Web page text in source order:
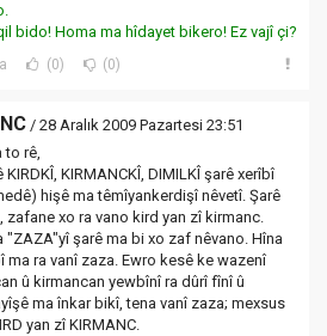
bido! Homa ma hîdayet bikero! Ez vajî çi?
(0) (0)
/ 28 Aralık 2009 Pazartesi 23:51
to rê,
KIRDKÎ, KIRMANCKÎ, DIMILKÎ şarê xerîbî
hişê ma têmîyankerdişî nêvetî. Şarê
zafane xo ra vano kird yan zî kirmanc.
"ZAZA"yî şarê ma bi xo zaf nêvano. Hîna
ma ra vanî zaza. Ewro kesê ke wazenî
û kirmancan yewbînî ra dûrî fînî û
ma înkar bikî, tena vanî zaza; mexsus
yan zî KIRMANC.